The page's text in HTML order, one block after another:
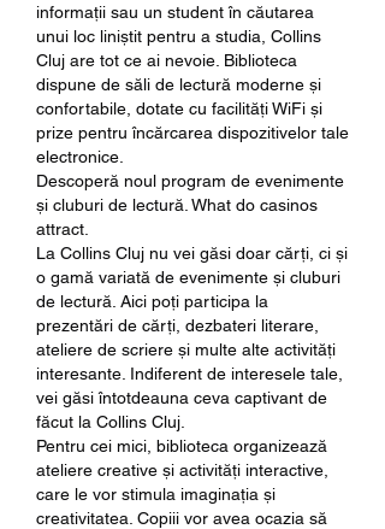
informații sau un student în căutarea
unui loc liniștit pentru a studia, Collins
Cluj are tot ce ai nevoie. Biblioteca
dispune de săli de lectură moderne și
confortabile, dotate cu facilități WiFi și
prize pentru încărcarea dispozitivelor tale
electronice.
Descoperă noul program de evenimente
și cluburi de lectură. What do casinos
attract.
La Collins Cluj nu vei găsi doar cărți, ci și
o gamă variată de evenimente și cluburi
de lectură. Aici poți participa la
prezentări de cărți, dezbateri literare,
ateliere de scriere și multe alte activități
interesante. Indiferent de interesele tale,
vei găsi întotdeauna ceva captivant de
făcut la Collins Cluj.
Pentru cei mici, biblioteca organizează
ateliere creative și activități interactive,
care le vor stimula imaginația și
creativitatea. Copiii vor avea ocazia să